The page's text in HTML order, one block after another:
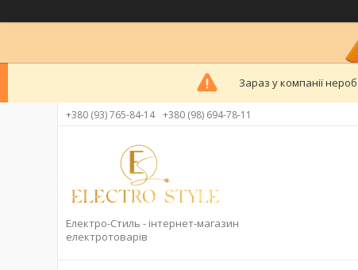
Зараз у компанії
+380 (93) 765-84-14 +380 (98) 694-78-11
Електро-Стиль - інтернет-магазин
електротоварів